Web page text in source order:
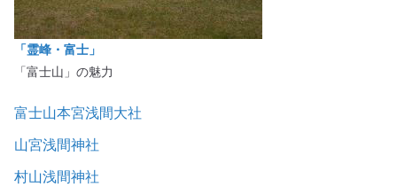
「霊峰・富士」
「富士山」の魅力
富士山本宮浅間大社
山宮浅間神社
村山浅間神社